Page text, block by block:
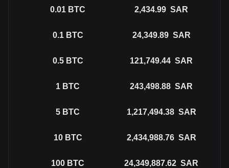
0.01 BTC 2,434.99 SAR
0.1 BTC 24,349.89 SAR
0.5 BTC 121,749.44 SAR
1 BTC 243,498.88 SAR
5 BTC 1,217,494.38 SAR
10 BTC 2,434,988.76 SAR
100 BTC 24,349,887.62 SAR